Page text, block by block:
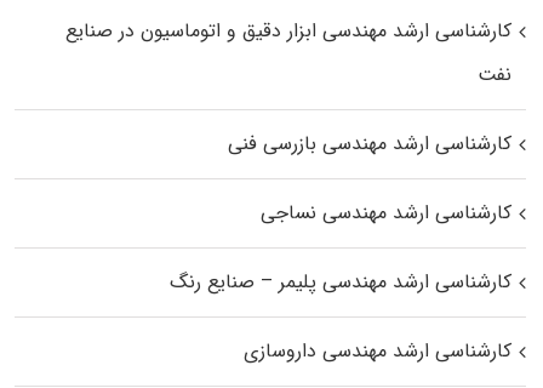
کارشناسی ارشد مهندسی ابزار دقیق و اتوماسیون در صنایع
نفت
کارشناسی ارشد مهندسی بازرسی فنی
کارشناسی ارشد مهندسی نساجی
کارشناسی ارشد مهندسی پلیمر – صنایع رنگ
کارشناسی ارشد مهندسی داروسازی